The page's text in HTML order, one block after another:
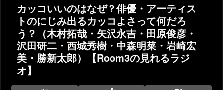
カッコいいのはなぜ？俳優・アーティス
トのにじみ出るカッコよさって何だろ
う？（木村拓哉・矢沢永吉・田原俊彦・
沢田研二・西城秀樹・中森明菜・岩崎宏
美・勝新太郎）【Room3の見れるラジ
オ】